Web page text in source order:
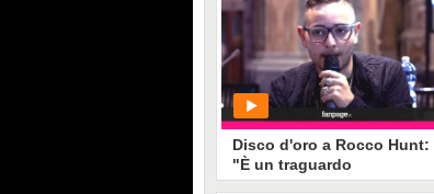
Disco d'oro a Rocco Hunt:
"È un traguardo
importante"